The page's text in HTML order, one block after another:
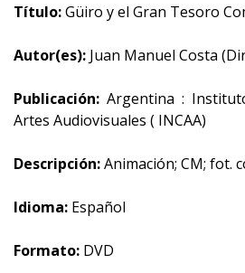
Título:Güiro y el Gran Tesoro
Autor(es): Juan Manuel Costa
Publicación: Argentina :
Artes Audiovisuales ( INCAA)
Descripción:Animación; CM; fot.
Idioma: Español
Formato: DVD